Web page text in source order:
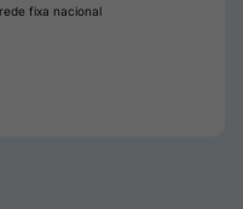
fixa nacional